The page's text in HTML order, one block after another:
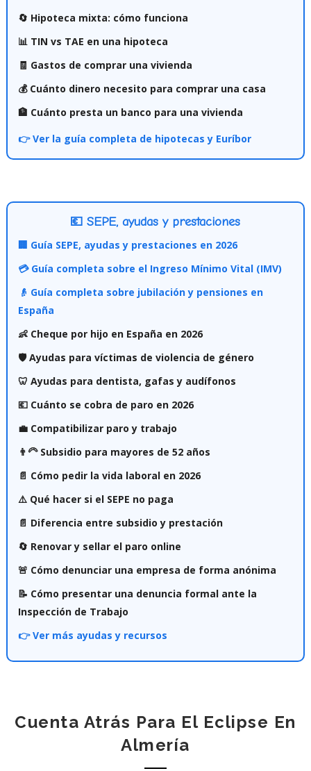
🔄 Hipoteca mixta: cómo funciona
📊 TIN vs TAE en una hipoteca
🧾 Gastos de comprar una vivienda
💰 Cuánto dinero necesito para comprar una casa
🏦 Cuánto presta un banco para una vivienda
👉 Ver la guía completa de hipotecas y Euríbor
💶 SEPE, ayudas y prestaciones
🏢 Guía SEPE, ayudas y prestaciones en 2026
💳 Guía completa sobre el Ingreso Mínimo Vital (IMV)
👴 Guía completa sobre jubilación y pensiones en
España
👶 Cheque por hijo en España en 2026
🛡️ Ayudas para víctimas de violencia de género
🦷 Ayudas para dentista, gafas y audífonos
💶 Cuánto se cobra de paro en 2026
💼 Compatibilizar paro y trabajo
👨‍🦳 Subsidio para mayores de 52 años
📄 Cómo pedir la vida laboral en 2026
⚠️ Qué hacer si el SEPE no paga
📄 Diferencia entre subsidio y prestación
🔄 Renovar y sellar el paro online
🚨 Cómo denunciar una empresa de forma anónima
📝 Cómo presentar una denuncia formal ante la
Inspección de Trabajo
👉 Ver más ayudas y recursos
Cuenta Atrás Para El Eclipse En
Almería